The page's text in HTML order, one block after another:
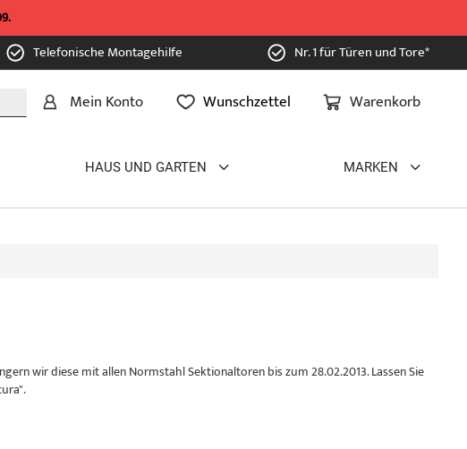
Telefonische Montagehilfe Nr. 1 für Türen und Tore*
Warenkorb
Mein Konto Wunschzettel
HAUS UND GARTEN MARKEN
wir diese mit allen Normstahl Sektionaltoren bis zum 28.02.2013. Lassen Sie